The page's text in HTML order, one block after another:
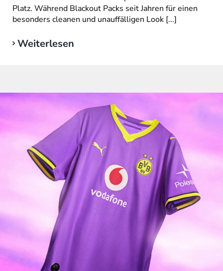
Platz. Während Blackout Packs seit Jahren für einen
besonders cleanen und unauffälligen Look [...]
Weiterlesen